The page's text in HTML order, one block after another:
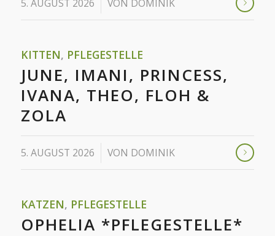
5. AUGUST 2026
/ VON DOMINIK
KITTEN, PFLEGESTELLE
JUNE, IMANI, PRINCESS,
IVANA, THEO, FLOH &
ZOLA
5. AUGUST 2026
/ VON DOMINIK
KATZEN, PFLEGESTELLE
OPHELIA *PFLEGESTELLE*